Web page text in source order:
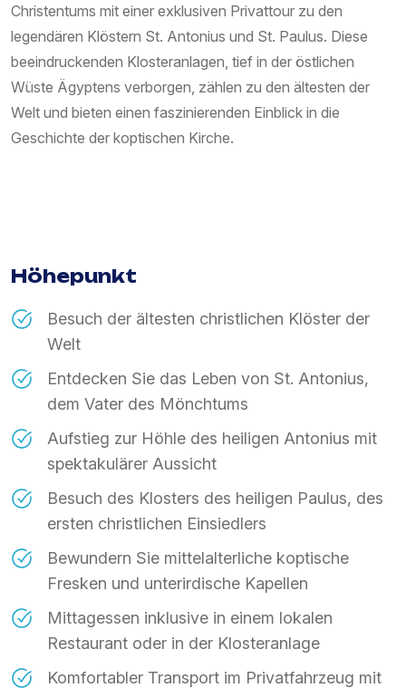
Christentums mit einer exklusiven Privattour zu den
legendären Klöstern St. Antonius und St. Paulus. Diese
beeindruckenden Klosteranlagen, tief in der östlichen
Wüste Ägyptens verborgen, zählen zu den ältesten der
Welt und bieten einen faszinierenden Einblick in die
Geschichte der koptischen Kirche.
Höhepunkt
Besuch der ältesten christlichen Klöster der
Welt
Entdecken Sie das Leben von St. Antonius,
dem Vater des Mönchtums
Aufstieg zur Höhle des heiligen Antonius mit
spektakulärer Aussicht
Besuch des Klosters des heiligen Paulus, des
ersten christlichen Einsiedlers
Bewundern Sie mittelalterliche koptische
Fresken und unterirdische Kapellen
Mittagessen inklusive in einem lokalen
Restaurant oder in der Klosteranlage
Komfortabler Transport im Privatfahrzeug mit